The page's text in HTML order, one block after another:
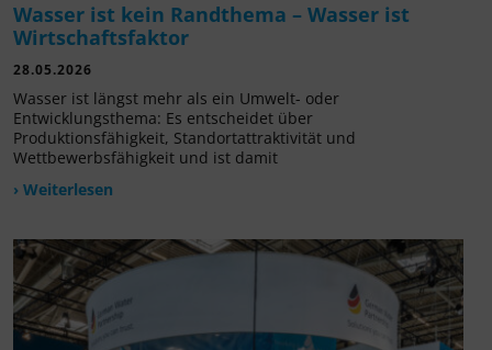
Wasser ist kein Randthema – Wasser ist
Wirtschaftsfaktor
28.05.2026
Wasser ist längst mehr als ein Umwelt- oder
Entwicklungsthema: Es entscheidet über
Produktionsfähigkeit, Standortattraktivität und
Wettbewerbsfähigkeit und ist damit
› Weiterlesen